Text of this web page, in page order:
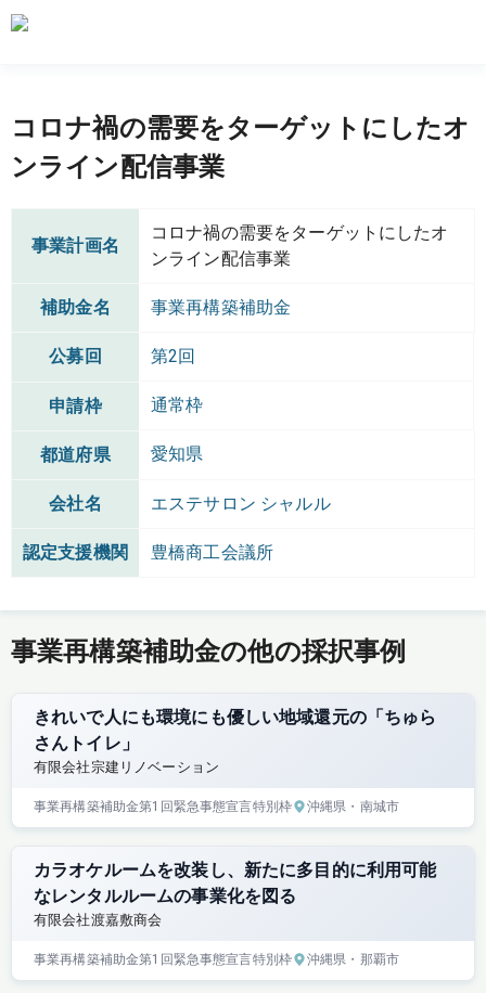
コロナ禍の需要をターゲットにしたオ
ンライン配信事業
事業計画名
コロナ禍の需要をターゲットにしたオ
ンライン配信事業
補助金名 事業再構築補助金
公募回 第2回
申請枠 通常枠
都道府県 愛知県
会社名 エステサロン シャルル
認定支援機関 豊橋商工会議所
事業再構築補助金の他の採択事例
きれいで人にも環境にも優しい地域還元の「ちゅら
さんトイレ」
有限会社宗建リノベーション
事業再構築補助金第1回緊急事態宣言特別枠 沖縄県 ・南城市
カラオケルームを改装し、新たに多目的に利用可能
なレンタルルームの事業化を図る
有限会社渡嘉敷商会
事業再構築補助金第1回緊急事態宣言特別枠 沖縄県 ・那覇市